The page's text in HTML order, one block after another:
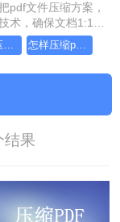
pdf文件压缩方案，
术，确保文档1:1高
。支持一键批量处
障隐私安全。助您
pdf大小压缩，实用方法不要错过 怎样压缩pdf文件大小，教你几个方法
结果